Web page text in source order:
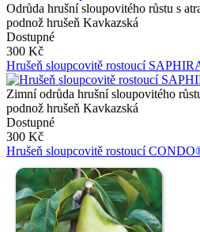
Odrůda hrušní sloupovitého růstu s
podnož hrušeň Kavkazská
Dostupné
300 Kč
Hrušeň sloupcovitě rostoucí
Zimní odrůda hrušní sloupovitého
podnož hrušeň Kavkazská
Dostupné
300 Kč
Hrušeň sloupcovitě rostoucí